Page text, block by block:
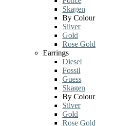
Skagen
By Colour
Silver
Gold
Rose Gold
Earrings
Diesel
Fossil
Guess
Skagen
By Colour
Silver
Gold
Rose Gold